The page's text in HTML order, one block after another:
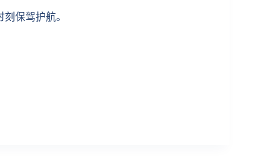
保驾护航。